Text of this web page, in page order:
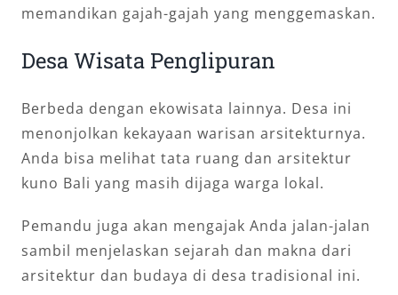
memandikan gajah-gajah yang menggemaskan.
Desa Wisata Penglipuran
Berbeda dengan ekowisata lainnya. Desa ini
menonjolkan kekayaan warisan arsitekturnya.
Anda bisa melihat tata ruang dan arsitektur
kuno Bali yang masih dijaga warga lokal.
Pemandu juga akan mengajak Anda jalan-jalan
sambil menjelaskan sejarah dan makna dari
arsitektur dan budaya di desa tradisional ini.